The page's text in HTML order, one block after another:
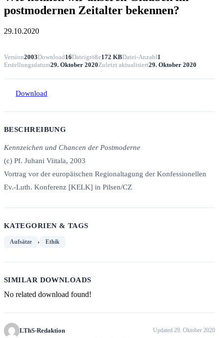
postmodernen Zeitalter bekennen?
29.10.2020
Version2003Download16Dateigröße172 KBDatei-Anzahl1
Erstellungsdatum29. Oktober 2020Zuletzt aktualisiert29. Oktober 2020
Download
BESCHREIBUNG
Kennzeichen und Chancen der Postmoderne
(c) Pf. Juhani Viitala, 2003
Vortrag vor der europäischen Regionaltagung der Konfessionellen
Ev.-Luth. Konferenz [KELK] in Pilsen/CZ
KATEGORIEN & TAGS
Aufsätze , Ethik
SIMILAR DOWNLOADS
No related download found!
LThS-Redaktion Updated 29. Oktober 2020